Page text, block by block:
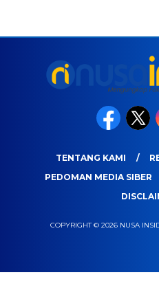
TENTANG KAMI
PEDOMAN MEDIA SIBER
COPYRIGHT © 2026 NUSA